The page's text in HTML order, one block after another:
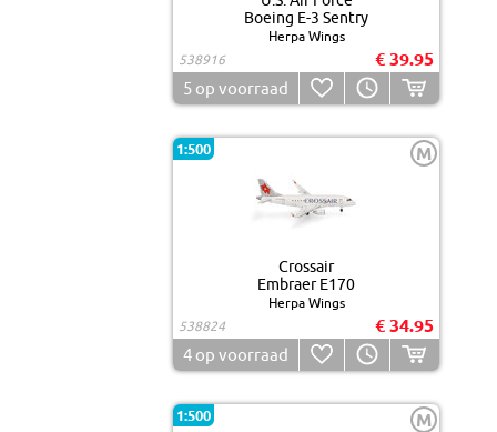
Boeing E-3 Sentry
Herpa Wings
538916
€ 39.95
5 op voorraad
1:500 M
Crossair
Embraer E170
Herpa Wings
538824
€ 34.95
4 op voorraad
1:500 M